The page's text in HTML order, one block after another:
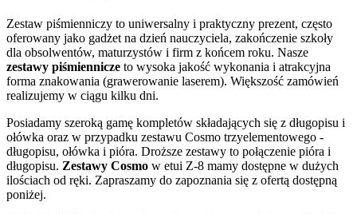
Zestaw piśmienniczy to uniwersalny i praktyczny prezent, często
oferowany jako gadżet na dzień nauczyciela, zakończenie szkoły
dla obsolwentów, maturzystów i firm z końcem roku. Nasze
zestawy piśmiennicze to wysoka jakość wykonania i atrakcyjna
forma znakowania (grawerowanie laserem). Większość zamówień
realizujemy w ciągu kilku dni.
Posiadamy szeroką gamę kompletów składających się z długopisu i
ołówka oraz w przypadku zestawu Cosmo trzyelementowego -
długopisu, ołówka i pióra. Droższe zestawy to połączenie pióra i
długopisu. Zestawy Cosmo w etui Z-8 mamy dostępne w dużych
ilościach od ręki. Zapraszamy do zapoznania się z ofertą dostępną
poniżej.